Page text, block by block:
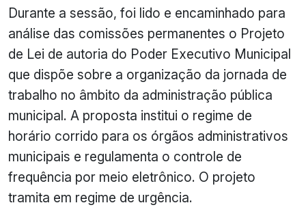
Durante a sessão, foi lido e encaminhado para
análise das comissões permanentes o Projeto
de Lei de autoria do Poder Executivo Municipal
que dispõe sobre a organização da jornada de
trabalho no âmbito da administração pública
municipal. A proposta institui o regime de
horário corrido para os órgãos administrativos
municipais e regulamenta o controle de
frequência por meio eletrônico. O projeto
tramita em regime de urgência.